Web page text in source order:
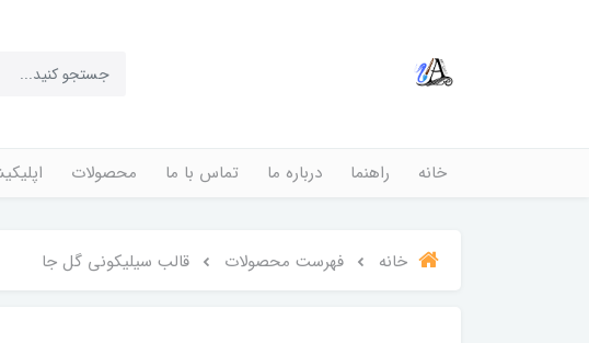
خانه راهنما درباره ما تماس با ما محصولات
خانه فهرست محصولات قالب سیلیکونی گل جا